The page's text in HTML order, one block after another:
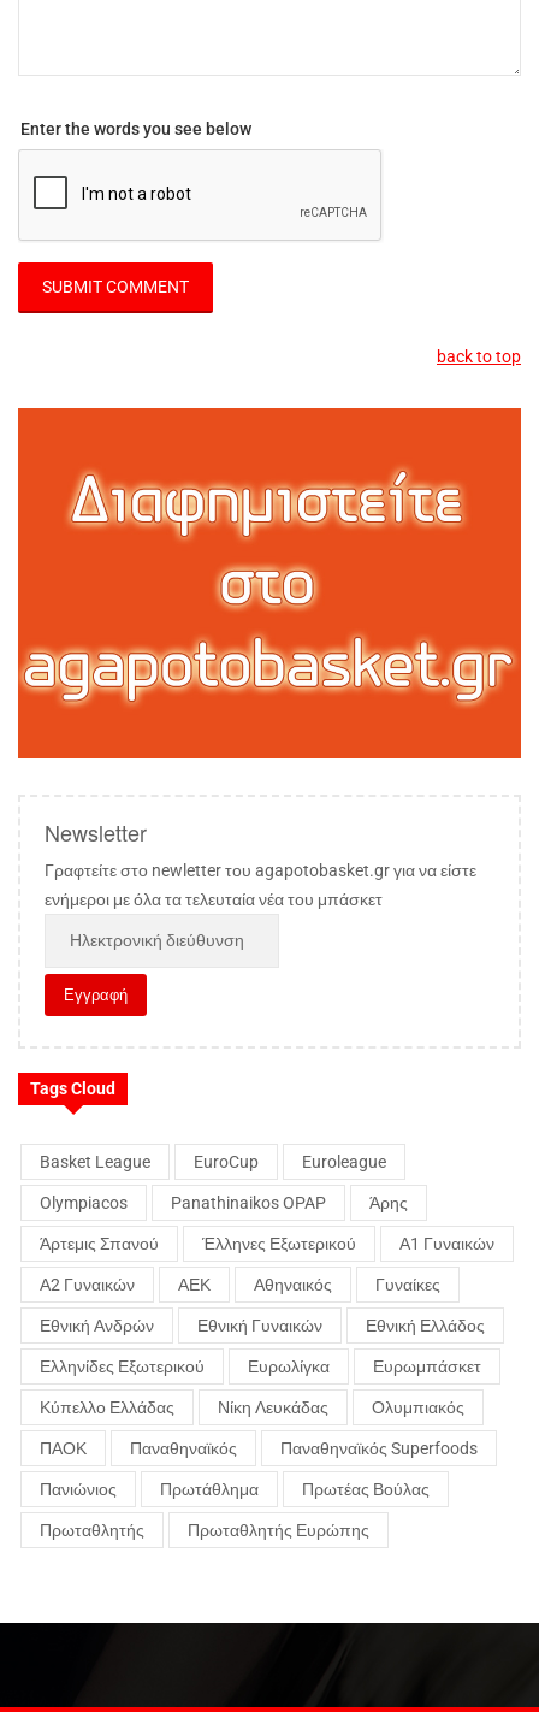
Enter the words you see below
back to top
Newsletter
Γραφτείτε στο newletter του agapotobasket.gr για να είστε
ενήμεροι με όλα τα τελευταία νέα του μπάσκετ
Tags Cloud
Basket League EuroCup Euroleague
Olympiacos Panathinaikos OPAP Άρης
Άρτεμις Σπανού Έλληνες Εξωτερικού Α1 Γυναικών
Α2 Γυναικών ΑΕΚ Αθηναικός Γυναίκες
Εθνική Ανδρών Εθνική Γυναικών Εθνική Ελλάδος
Ελληνίδες Εξωτερικού Ευρωλίγκα Ευρωμπάσκετ
Κύπελλο Ελλάδας Νίκη Λευκάδας Ολυμπιακός
ΠΑΟΚ Παναθηναϊκός Παναθηναϊκός Superfoods
Πανιώνιος Πρωτάθλημα Πρωτέας Βούλας
Πρωταθλητής Πρωταθλητής Ευρώπης